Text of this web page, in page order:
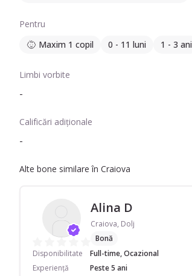
Pentru
Maxim 1 copil
0 - 11 luni 1 - 3 ani
Limbi vorbite
-
Calificări adiționale
-
Alte bone similare în Craiova
Alina D
Craiova, Dolj
Bonă
Disponibilitate
Full-time, Ocazional
Experiență
Peste 5 ani